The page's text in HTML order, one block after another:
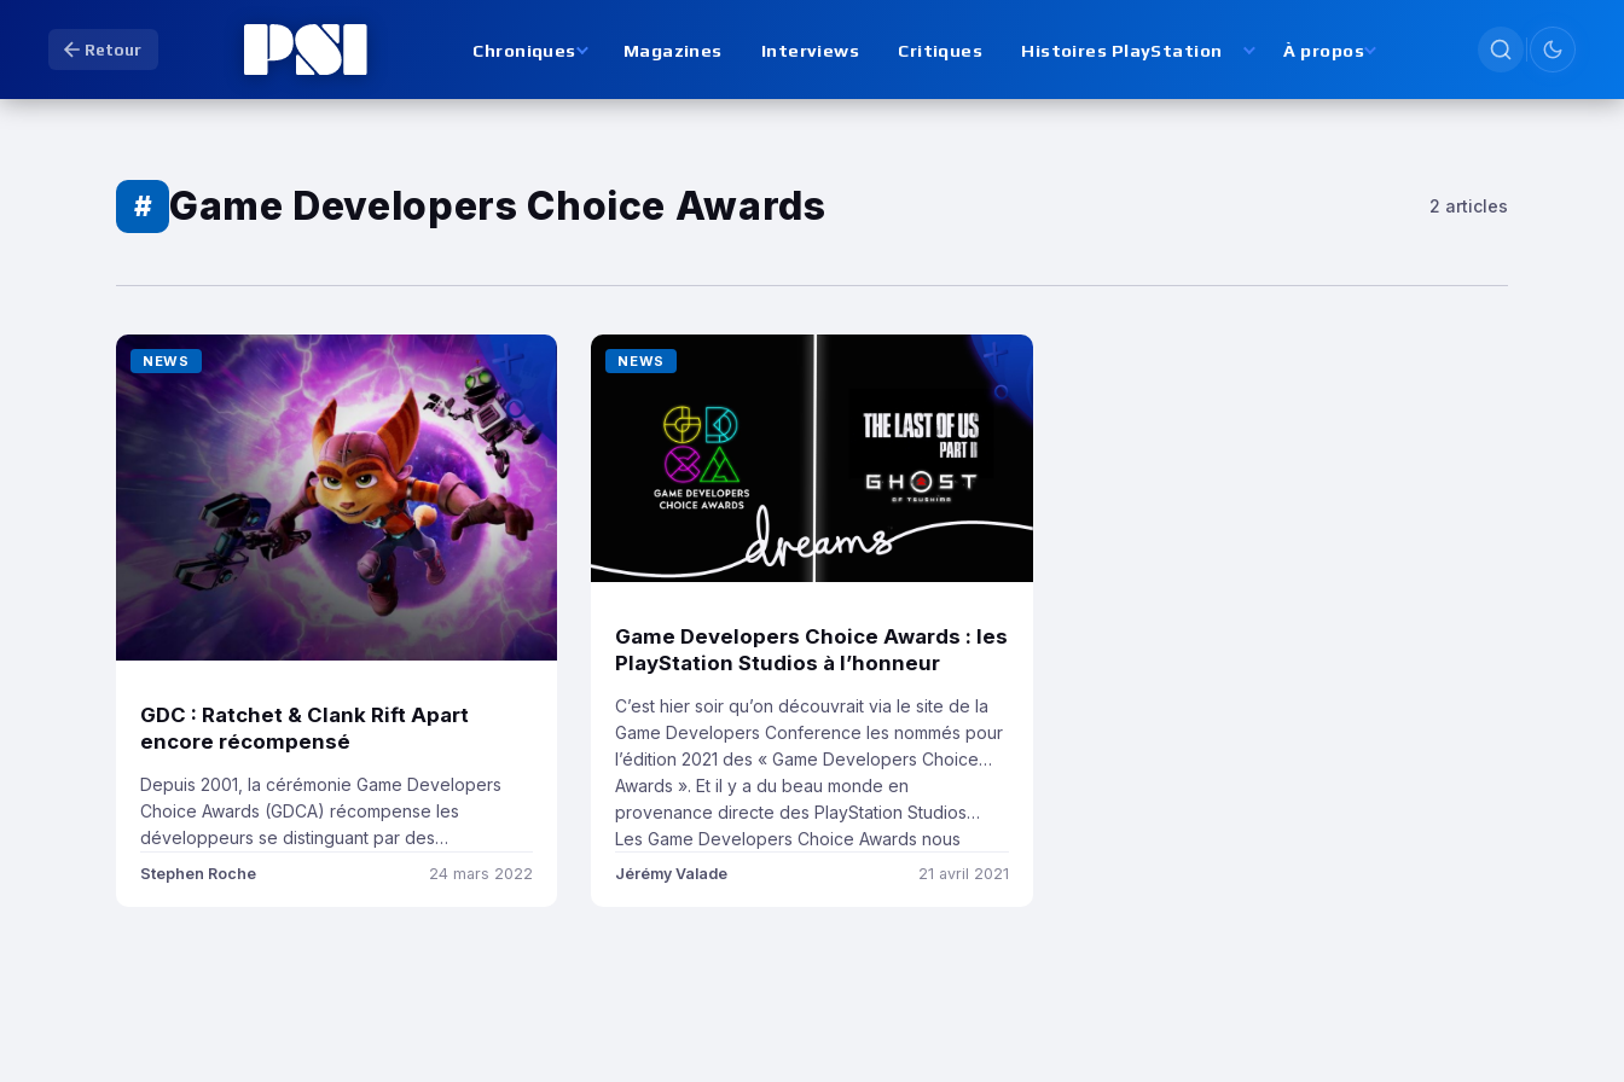
Retour Chroniques Magazines Interviews Critiques Histoires PlayStation À propos Passer
# Game Developers Choice Awards 2 articles
NEWS
GDC : Ratchet & Clank Rift Apart
encore récompensé
Depuis 2001, la cérémonie Game Developers
Choice Awards (GDCA) récompense les
développeurs se distinguant par des
productions innovantes. L’originalité de ces prix
Stephen Roche 24 mars 2022
NEWS
Game Developers Choice Awards : les
PlayStation Studios à l’honneur
C’est hier soir qu’on découvrait via le site de la
Game Developers Conference les nommés pour
l’édition 2021 des « Game Developers Choice
Awards ». Et il y a du beau monde en
provenance directe des PlayStation Studios…
Les Game Developers Choice Awards nous
donnent rendez-vous lors de la GDC annuelle, le
Jérémy Valade 21 avril 2021